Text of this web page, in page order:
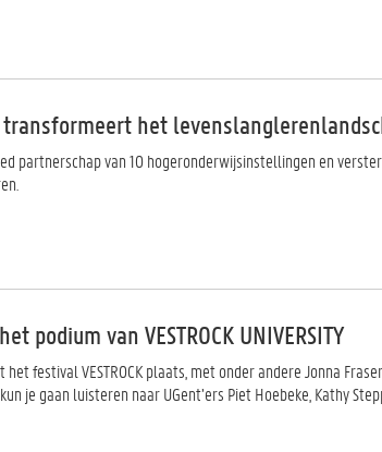
het
partnerschap van 10 hogeronderwijsinstellingen en
podium van VESTROCK UNIVERSITY
festival VESTROCK plaats, met onder andere Jonna
kun je gaan luisteren naar UGent’ers Piet Hoebeke, Kathy